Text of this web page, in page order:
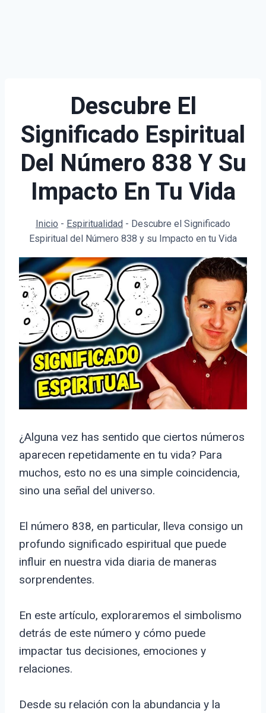
Descubre El
Significado Espiritual
Del Número 838 Y Su
Impacto En Tu Vida
Inicio - Espiritualidad - Descubre el Significado
Espiritual del Número 838 y su Impacto en tu Vida
¿Alguna vez has sentido que ciertos números
aparecen repetidamente en tu vida? Para
muchos, esto no es una simple coincidencia,
sino una señal del universo.
El número 838, en particular, lleva consigo un
profundo significado espiritual que puede
influir en nuestra vida diaria de maneras
sorprendentes.
En este artículo, exploraremos el simbolismo
detrás de este número y cómo puede
impactar tus decisiones, emociones y
relaciones.
Desde su relación con la abundancia y la